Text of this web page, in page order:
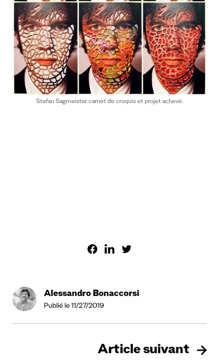
Stefan Sagmeister carnet de croquis et projet achevé.
Alessandro Bonaccorsi
Publié le 11/27/2019
Article suivant